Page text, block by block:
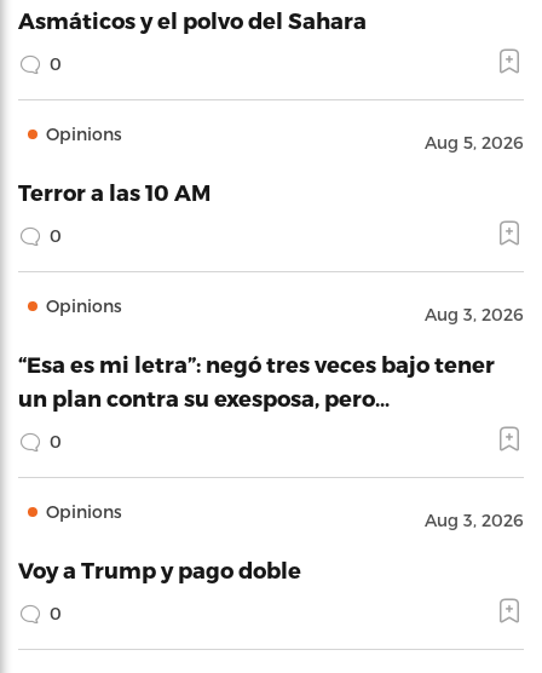
Asmáticos y el polvo del Sahara
0
Opinions Aug 5, 2026
Terror a las 10 AM
0
Opinions Aug 3, 2026
“Esa es mi letra”: negó tres veces bajo tener
un plan contra su exesposa, pero…
0
Opinions Aug 3, 2026
Voy a Trump y pago doble
0